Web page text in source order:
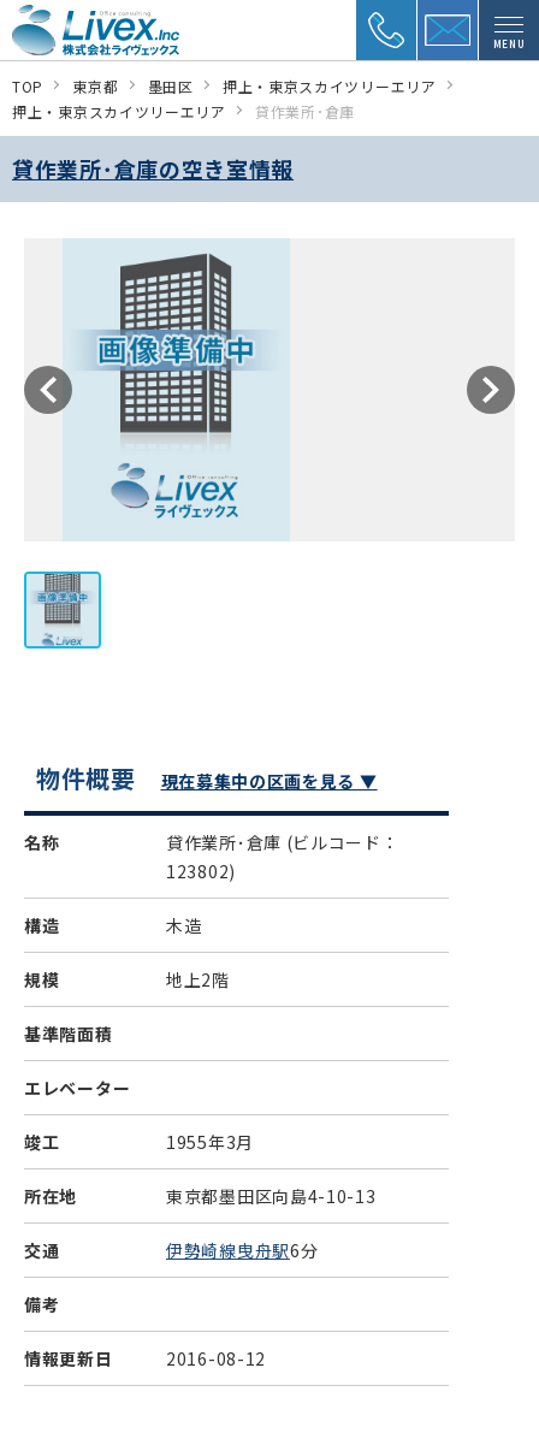
MENU
TOP 東京都 墨田区
押上・東京スカイツリーエリア
押上・東京スカイツリーエリア
貸作業所･倉庫
貸作業所･倉庫の空き室情報
物件概要 現在募集中の区画を見る ▼
名称 貸作業所･倉庫 (ビルコード：
123802)
構造 木造
規模 地上2階
基準階面積
エレベーター
竣工 1955年3月
所在地 東京都墨田区向島4-10-13
交通 伊勢崎線曳舟駅6分
備考
情報更新日 2016-08-12